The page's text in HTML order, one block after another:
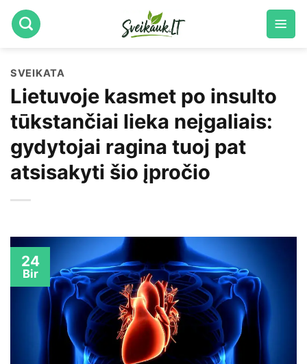
Skip
to
SVEIKATA
Lietuvoje kasmet po insulto
tūkstančiai lieka neįgaliais:
gydytojai ragina tuoj pat
atsisakyti šio įpročio
24
Bir